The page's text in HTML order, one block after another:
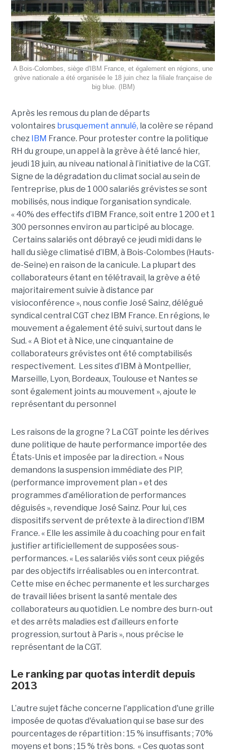
A Bois-Colombes, siège d'IBM France, et également en régions, une
grève nationale a été organisée le 18 juin chez la filiale française de
big blue. (IBM)
Après les remous du plan de départs
volontaires brusquement annulé, la colère se répand
chez IBM France. Pour protester contre la politique
RH du groupe, un appel à la grève à été lancé hier,
jeudi 18 juin, au niveau national à l’initiative de la CGT.
Signe de la dégradation du climat social au sein de
l’entreprise, plus de 1 000 salariés grévistes se sont
mobilisés, nous indique l’organisation syndicale.
« 40% des effectifs d’IBM France, soit entre 1 200 et 1
300 personnes environ au participé au blocage.
Certains salariés ont débrayé ce jeudi midi dans le
hall du siège climatisé d’IBM, à Bois-Colombes (Hauts-
de-Seine) en raison de la canicule. La plupart des
collaborateurs étant en télétravail, la grève a été
majoritairement suivie à distance par
visioconférence », nous confie José Sainz, délégué
syndical central CGT chez IBM France. En régions, le
mouvement a également été suivi, surtout dans le
Sud. « A Biot et à Nice, une cinquantaine de
collaborateurs grévistes ont été comptabilisés
respectivement. Les sites d’IBM à Montpellier,
Marseille, Lyon, Bordeaux, Toulouse et Nantes se
sont également joints au mouvement », ajoute le
représentant du personnel
Les raisons de la grogne ? La CGT pointe les dérives
dune politique de haute performance importée des
États-Unis et imposée par la direction. « Nous
demandons la suspension immédiate des PIP,
(performance improvement plan » et des
programmes d’amélioration de performances
déguisés », revendique José Sainz. Pour lui, ces
dispositifs servent de prétexte à la direction d’IBM
France. « Elle les assimile à du coaching pour en fait
justifier artificiellement de supposées sous-
performances. « Les salariés viés sont ceux piégés
par des objectifs irréalisables ou en intercontrat.
Cette mise en échec permanente et les surcharges
de travail liées brisent la santé mentale des
collaborateurs au quotidien. Le nombre des burn-out
et des arrêts maladies est d’ailleurs en forte
progression, surtout à Paris », nous précise le
représentant de la CGT.
Le ranking par quotas interdit depuis
2013
L’autre sujet fâche concerne l'application d'une grille
imposée de quotas d'évaluation qui se base sur des
pourcentages de répartition : 15 % insuffisants ; 70%
moyens et bons ; 15 % très bons. « Ces quotas sont